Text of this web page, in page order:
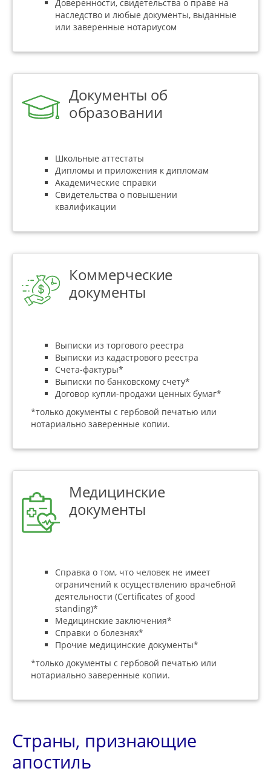
Доверенности, свидетельства о праве на
наследство и любые документы, выданные
или заверенные нотариусом
Документы об
образовании
Школьные аттестаты
Дипломы и приложения к дипломам
Академические справки
Свидетельства о повышении
квалификации
Коммерческие
документы
Выписки из торгового реестра
Выписки из кадастрового реестра
Счета-фактуры*
Выписки по банковскому счету*
Договор купли-продажи ценных бумаг*
*только документы с гербовой печатью или
нотариально заверенные копии.
Медицинские
документы
Справка о том, что человек не имеет
ограничений к осуществлению врачебной
деятельности (Certificates of good
standing)*
Медицинские заключения*
Справки о болезнях*
Прочие медицинские документы*
*только документы с гербовой печатью или
нотариально заверенные копии.
Страны, признающие
апостиль